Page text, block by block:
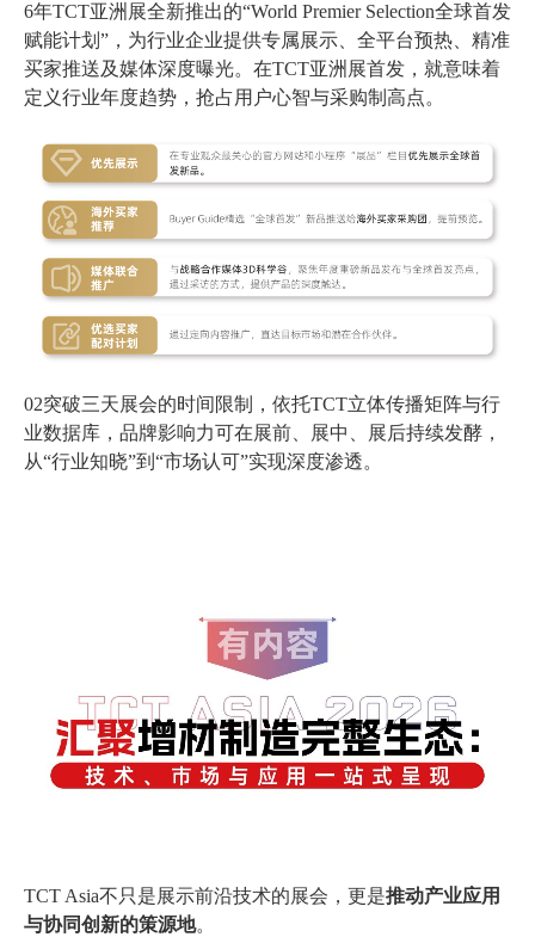
6年TCT亚洲展全新推出的“World Premier Selection全球首发
赋能计划”，为行业企业提供专属展示、全平台预热、精准
买家推送及媒体深度曝光。在TCT亚洲展首发，就意味着
定义行业年度趋势，抢占用户心智与采购制高点。
02突破三天展会的时间限制，依托TCT立体传播矩阵与行
业数据库，品牌影响力可在展前、展中、展后持续发酵，
从“行业知晓”到“市场认可”实现深度渗透。
TCT Asia不只是展示前沿技术的展会，更是推动产业应用
与协同创新的策源地。